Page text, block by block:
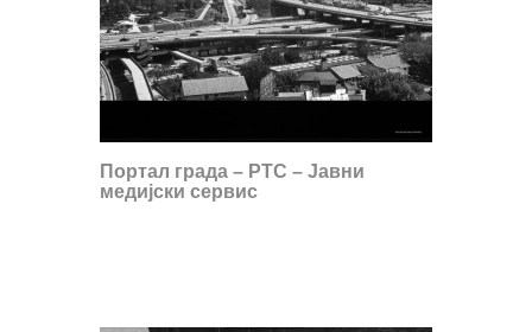
Портал града – РТС – Јавни
медијски сервис